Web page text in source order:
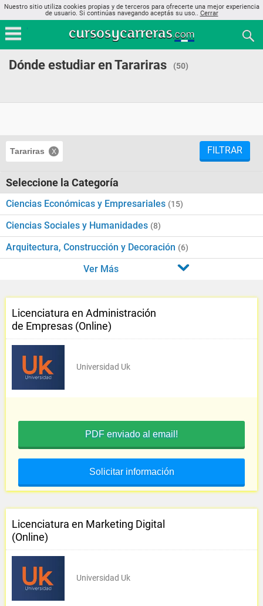
Nuestro sitio utiliza cookies propias y de terceros para ofrecerte una mejor experiencia
de usuario. Si continúas navegando aceptás su uso.. Cerrar
Dónde estudiar en Tarariras (50)
Tarariras FILTRAR
Seleccione la Categoría
Ciencias Económicas y Empresariales (15)
Ciencias Sociales y Humanidades (8)
Arquitectura, Construcción y Decoración (6)
Ver Más
Licenciatura en Administración
de Empresas (Online)
Universidad Uk
PDF enviado al email!
Solicitar información
Licenciatura en Marketing Digital
(Online)
Universidad Uk